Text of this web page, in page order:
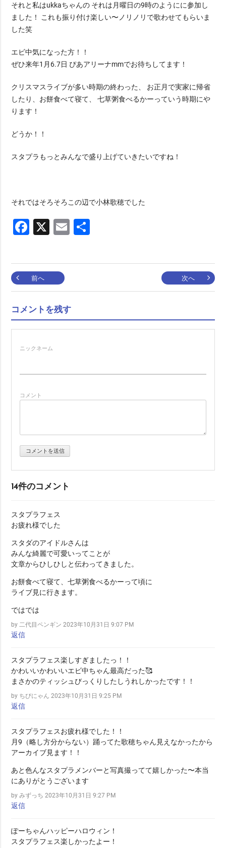
それと私はukkaちゃんの それは月曜日の9時のようにに参加し
ました！ これも振り付け楽しい〜ノリノリで歌わせてもらいま
した笑
エビ中気になった方！！
ぜひ来年1月6.7日 ぴあアリーナmmでお待ちしてます！
クリスマスライブが多い時期の終わった、 お正月で実家に帰省
したり、お餅食べて寝て、 七草粥食べるかーっていう時期にや
ります！
どうか！！
スタプラもっとみんなで盛り上げていきたいですね！
それではそろそろこの辺で小林歌穂でした
Facebook
X Email
投
稿
ナ
ビ
シ
ョ
ン
前へ 次へ
コメントを残す
ニックネーム
コメント
14件のコメント
スタプラフェス
お疲れ様でした
スタダのアイドルさんは
みんな綺麗で可愛いってことが
文章からひしひしと伝わってきました。
お餅食べて寝て、七草粥食べるかーって頃に
ライブ見に行きます。
ではでは
by 二代目ペンギン 2023年10月31日 9:07 PM
返信
スタプラフェス楽しすぎましたっ！！
かわいいかわいいエビ中ちゃん最高だった🥰
まさかのティッシュびっくりしたしうれしかったです！！
by ちびにゃん 2023年10月31日 9:25 PM
返信
スタプラフェスお疲れ様でした！！
月9（略し方分からない）踊ってた歌穂ちゃん見えなかったから
アーカイブ見ます！！
あと色んなスタプラメンバーと写真撮ってて嬉しかった〜本当
にありがとうございます
by みずっち 2023年10月31日 9:27 PM
返信
ぽーちゃんハッピーハロウィン！
スタプラフェス楽しかったよー！